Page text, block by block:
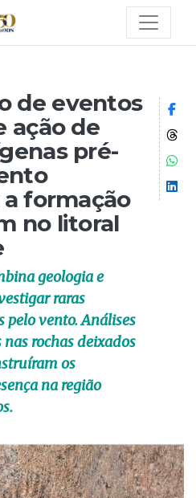
de eventos
ação de
pré-
formação
no litoral
geologia e
raras
vento. Análises
rochas deixados
os
na região